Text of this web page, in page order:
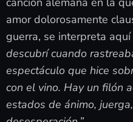
amor dolorosamente
guerra, se interpreta
descubrí cuando
espectáculo que hice
con el vino. Hay un filón
estados de ánimo,